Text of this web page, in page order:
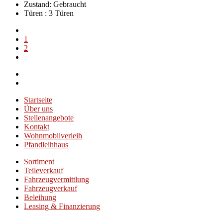
Zustand: Gebraucht
Türen : 3 Türen
1
2
Startseite
Über uns
Stellenangebote
Kontakt
Wohnmobilverleih
Pfandleihhaus
Sortiment
Teileverkauf
Fahrzeugvermittlung
Fahrzeugverkauf
Beleihung
Leasing & Finanzierung